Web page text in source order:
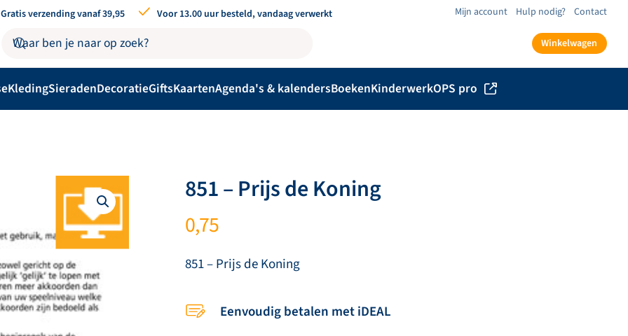
Gratis verzending vanaf 39,95 Voor 13.00 uur besteld, vandaag verwerkt Mijn account Hulp nodig? Contact
Winkelwagen
KledingSieradenDecoratieGiftsKaartenAgenda's & kalendersBoekenKinderwerkOPS pro
851 – Prijs de Koning
0,75
851 – Prijs de Koning
Eenvoudig betalen met iDEAL